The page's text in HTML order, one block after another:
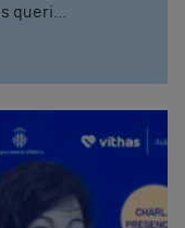
queri...